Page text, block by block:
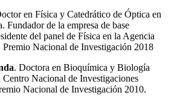
en Física y Catedrático de Óptica en
Fundador de la empresa de base
del panel de Física en la Agencia
Premio Nacional de Investigación 2018
. Doctora en Bioquímica y Biología
Nacional de Investigaciones
Nacional de Investigación 2010.